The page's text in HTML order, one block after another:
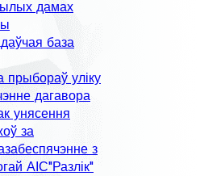
дамах
база
прыбораў уліку
дагавора
унясення
за
з
АІС"Разлік"